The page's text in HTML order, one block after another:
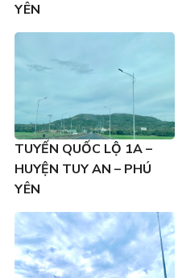
YÊN
TUYẾN QUỐC LỘ 1A –
HUYỆN TUY AN – PHÚ
YÊN